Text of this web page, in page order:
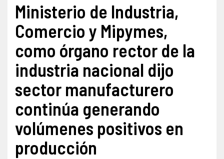
Ministerio de Industria,
Comercio y Mipymes,
como órgano rector de la
industria nacional dijo
sector manufacturero
continúa generando
volúmenes positivos en
producción